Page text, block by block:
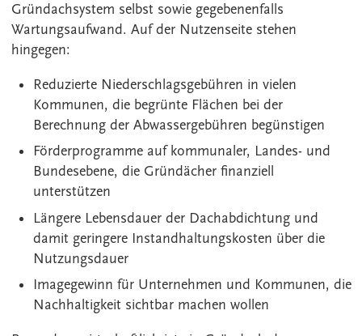
Gründachsystem selbst sowie gegebenenfalls
Wartungsaufwand. Auf der Nutzenseite stehen
hingegen:
Reduzierte Niederschlagsgebühren in vielen
Kommunen, die begrünte Flächen bei der
Berechnung der Abwassergebühren begünstigen
Förderprogramme auf kommunaler, Landes- und
Bundesebene, die Gründächer finanziell
unterstützen
Längere Lebensdauer der Dachabdichtung und
damit geringere Instandhaltungskosten über die
Nutzungsdauer
Imagegewinn für Unternehmen und Kommunen, die
Nachhaltigkeit sichtbar machen wollen